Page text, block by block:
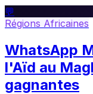
💬
Régions Africaines
WhatsApp
l'Aïd au
gagnantes